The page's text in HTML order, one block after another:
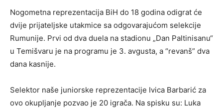
Nogometna reprezentacija BiH do 18 godina odigrat će
dvije prijateljske utakmice sa odgovarajućom selekcije
Rumunije. Prvi od dva duela na stadionu „Dan Paltinisanu“
u Temišvaru je na programu je 3. avgusta, a “revanš” dva
dana kasnije.
Selektor naše juniorske reprezentacije Ivica Barbarić za
ovo okupljanje pozvao je 20 igrača. Na spisku su: Luka